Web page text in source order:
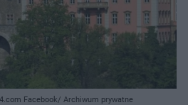
Facebook/ Archiwum prywatne